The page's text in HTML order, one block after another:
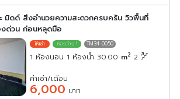
มิดด์ สิ่งอำนวยความสะดวกครบครัน วิวพื้นที่
งด่วน ก่อนหลุดมือ
TM34-0050
1 ห้องนอน 1 ห้องน้ำ 30.00 m2 2
ค่าเช่า/เดือน
6,000 บาท